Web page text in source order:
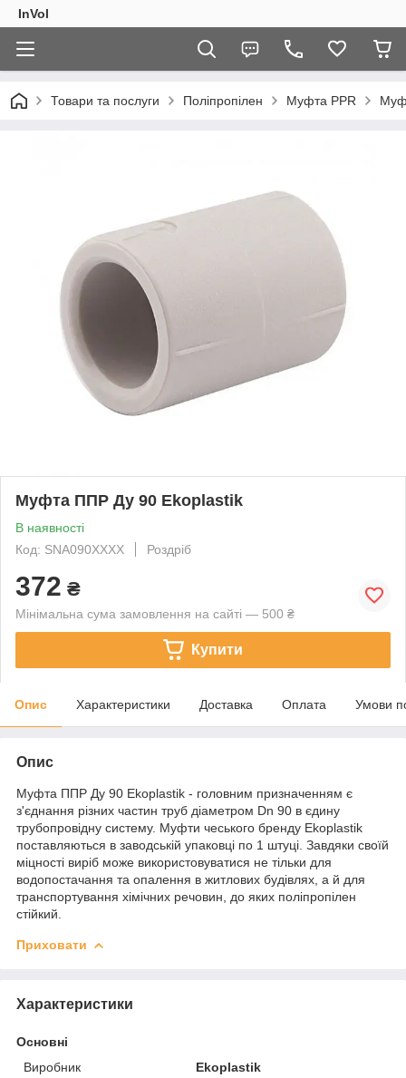
InVol
Товари та послуги Поліпропілен Муфта PPR
Муфта ППР Ду 90 Ekoplastik
В наявності
Код: SNA090XXXX
Роздріб
372 ₴
Мінімальна сума замовлення на сайті — 500 ₴
Купити
Опис Характеристики Доставка Оплата Умови
Опис
Муфта ППР Ду 90 Ekoplastik - головним призначенням є
з'єднання різних частин труб діаметром Dn 90 в єдину
трубопровідну систему. Муфти чеського бренду Ekoplastik
поставляються в заводській упаковці по 1 штуці. Завдяки своїй
міцності виріб може використовуватися не тільки для
водопостачання та опалення в житлових будівлях, а й для
транспортування хімічних речовин, до яких поліпропілен
стійкий.
Приховати
Характеристики
Основні
Виробник
Ekoplastik